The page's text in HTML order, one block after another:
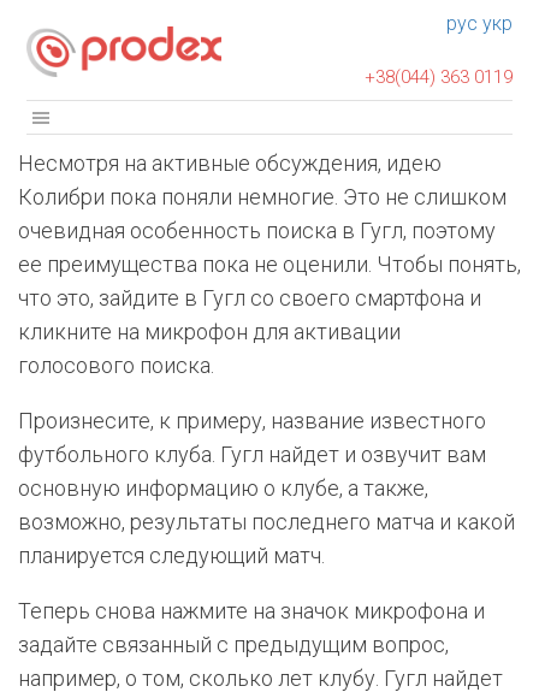
рус укр
+38(044) 363 0119
Несмотря на активные обсуждения, идею
Колибри пока поняли немногие. Это не слишком
очевидная особенность поиска в Гугл, поэтому
ее преимущества пока не оценили. Чтобы понять,
что это, зайдите в Гугл со своего смартфона и
кликните на микрофон для активации
голосового поиска.
Произнесите, к примеру, название известного
футбольного клуба. Гугл найдет и озвучит вам
основную информацию о клубе, а также,
возможно, результаты последнего матча и какой
планируется следующий матч.
Теперь снова нажмите на значок микрофона и
задайте связанный с предыдущим вопрос,
например, о том, сколько лет клубу. Гугл найдет